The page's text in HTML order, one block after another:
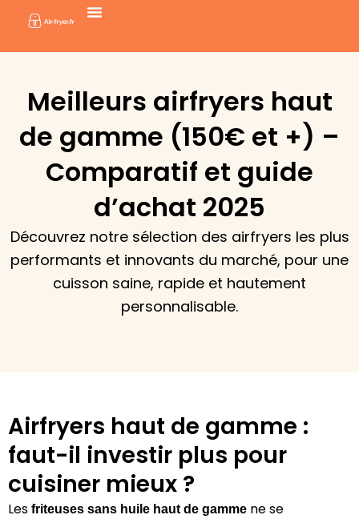
contenu
Meilleurs airfryers haut
de gamme (150€ et +) –
Comparatif et guide
d’achat 2025
Découvrez notre sélection des airfryers les plus
performants et innovants du marché, pour une
cuisson saine, rapide et hautement
personnalisable.
Airfryers haut de gamme :
faut-il investir plus pour
cuisiner mieux ?
Les friteuses sans huile haut de gamme ne se